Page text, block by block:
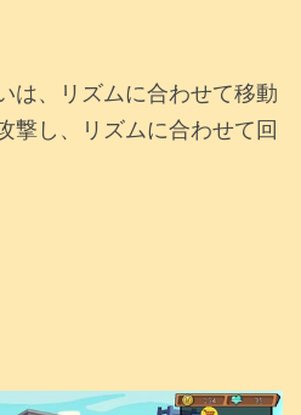
は、リズムに合わせて移動
撃し、リズムに合わせて回